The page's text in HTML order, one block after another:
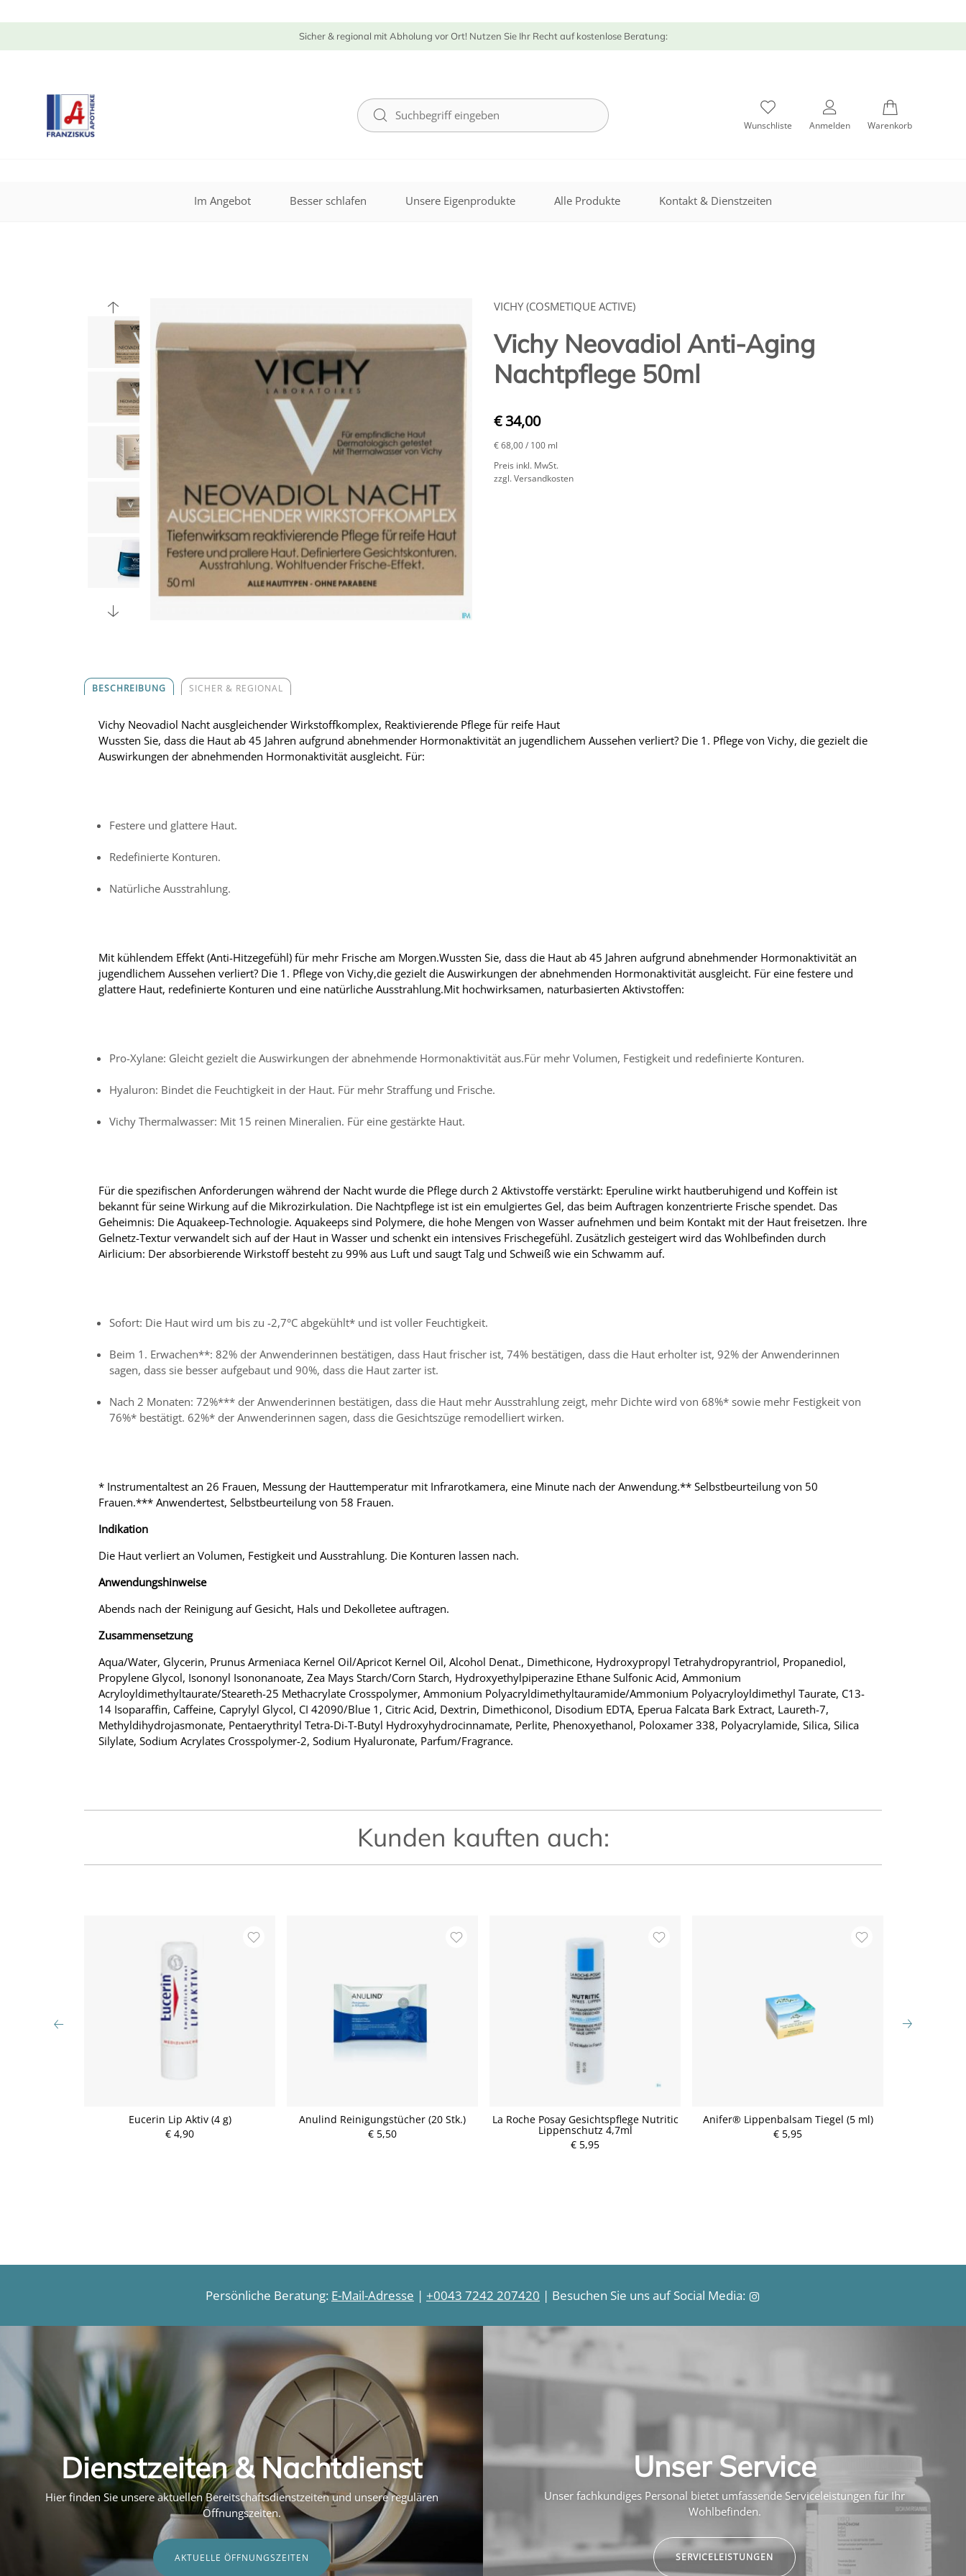
Sicher & regional mit Abholung vor Ort! Nutzen Sie Ihr Recht auf kostenlose Beratung:
Wunschliste Anmelden Warenkorb
Im Angebot Besser schlafen Unsere Eigenprodukte Alle Produkte Kontakt & Dienstzeiten
VICHY (COSMETIQUE ACTIVE)
Vichy Neovadiol Anti-Aging
Nachtpflege 50ml
€ 34,00
€ 68,00/ 100 ml
Preis inkl. MwSt.
zzgl. Versandkosten
BESCHREIBUNG SICHER & REGIONAL
Vichy Neovadiol Nacht ausgleichender Wirkstoffkomplex, Reaktivierende Pflege für reife Haut
Wussten Sie, dass die Haut ab 45 Jahren aufgrund abnehmender Hormonaktivität an jugendlichem Aussehen verliert? Die 1. Pflege von Vichy, die gezielt die
Auswirkungen der abnehmenden Hormonaktivität ausgleicht. Für:
Festere und glattere Haut.
Redefinierte Konturen.
Natürliche Ausstrahlung.
Mit kühlendem Effekt (Anti-Hitzegefühl) für mehr Frische am Morgen.Wussten Sie, dass die Haut ab 45 Jahren aufgrund abnehmender Hormonaktivität an
jugendlichem Aussehen verliert? Die 1. Pflege von Vichy,die gezielt die Auswirkungen der abnehmenden Hormonaktivität ausgleicht. Für eine festere und
glattere Haut, redefinierte Konturen und eine natürliche Ausstrahlung.Mit hochwirksamen, naturbasierten Aktivstoffen:
Pro-Xylane: Gleicht gezielt die Auswirkungen der abnehmende Hormonaktivität aus.Für mehr Volumen, Festigkeit und redefinierte Konturen.
Hyaluron: Bindet die Feuchtigkeit in der Haut. Für mehr Straffung und Frische.
Vichy Thermalwasser: Mit 15 reinen Mineralien. Für eine gestärkte Haut.
Für die spezifischen Anforderungen während der Nacht wurde die Pflege durch 2 Aktivstoffe verstärkt: Eperuline wirkt hautberuhigend und Koffein ist
bekannt für seine Wirkung auf die Mikrozirkulation. Die Nachtpflege ist ist ein emulgiertes Gel, das beim Auftragen konzentrierte Frische spendet. Das
Geheimnis: Die Aquakeep-Technologie. Aquakeeps sind Polymere, die hohe Mengen von Wasser aufnehmen und beim Kontakt mit der Haut freisetzen. Ihre
Gelnetz-Textur verwandelt sich auf der Haut in Wasser und schenkt ein intensives Frischegefühl. Zusätzlich gesteigert wird das Wohlbefinden durch
Airlicium: Der absorbierende Wirkstoff besteht zu 99% aus Luft und saugt Talg und Schweiß wie ein Schwamm auf.
Sofort: Die Haut wird um bis zu -2,7°C abgekühlt* und ist voller Feuchtigkeit.
Beim 1. Erwachen**: 82% der Anwenderinnen bestätigen, dass Haut frischer ist, 74% bestätigen, dass die Haut erholter ist, 92% der Anwenderinnen
sagen, dass sie besser aufgebaut und 90%, dass die Haut zarter ist.
Nach 2 Monaten: 72%*** der Anwenderinnen bestätigen, dass die Haut mehr Ausstrahlung zeigt, mehr Dichte wird von 68%* sowie mehr Festigkeit von
76%* bestätigt. 62%* der Anwenderinnen sagen, dass die Gesichtszüge remodelliert wirken.
* Instrumentaltest an 26 Frauen, Messung der Hauttemperatur mit Infrarotkamera, eine Minute nach der Anwendung.** Selbstbeurteilung von 50
Frauen.*** Anwendertest, Selbstbeurteilung von 58 Frauen.
Indikation
Die Haut verliert an Volumen, Festigkeit und Ausstrahlung. Die Konturen lassen nach.
Anwendungshinweise
Abends nach der Reinigung auf Gesicht, Hals und Dekolletee auftragen.
Zusammensetzung
Aqua/Water, Glycerin, Prunus Armeniaca Kernel Oil/Apricot Kernel Oil, Alcohol Denat., Dimethicone, Hydroxypropyl Tetrahydropyrantriol, Propanediol,
Propylene Glycol, Isononyl Isononanoate, Zea Mays Starch/Corn Starch, Hydroxyethylpiperazine Ethane Sulfonic Acid, Ammonium
Acryloyldimethyltaurate/Steareth-25 Methacrylate Crosspolymer, Ammonium Polyacryldimethyltauramide/Ammonium Polyacryloyldimethyl Taurate, C13-
14 Isoparaffin, Caffeine, Caprylyl Glycol, CI 42090/Blue 1, Citric Acid, Dextrin, Dimethiconol, Disodium EDTA, Eperua Falcata Bark Extract, Laureth-7,
Methyldihydrojasmonate, Pentaerythrityl Tetra-Di-T-Butyl Hydroxyhydrocinnamate, Perlite, Phenoxyethanol, Poloxamer 338, Polyacrylamide, Silica, Silica
Silylate, Sodium Acrylates Crosspolymer-2, Sodium Hyaluronate, Parfum/Fragrance.
Kunden kauften auch:
Eucerin Lip Aktiv (4 g)
€ 4,90
Anulind Reinigungstücher (20 Stk.)
€ 5,50
La Roche Posay Gesichtspflege Nutritic
Lippenschutz 4,7ml
€ 5,95
Anifer® Lippenbalsam Tiegel (5 ml)
€ 5,95
P
Persönliche Beratung: E-Mail-Adresse | +0043 7242 207420 | Besuchen Sie uns auf Social Media:
Dienstzeiten & Nachtdienst
Hier finden Sie unsere aktuellen Bereitschaftsdienstzeiten und unsere regulären
Öffnungszeiten.
AKTUELLE ÖFFNUNGSZEITEN
Unser Service
Unser fachkundiges Personal bietet umfassende Serviceleistungen für Ihr
Wohlbefinden.
SERVICELEISTUNGEN